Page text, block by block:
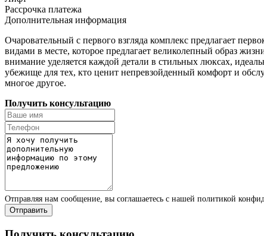
Рассрочка платежа
Дополнительная информация
Очаровательный с первого взгляда комплекс предлагает
видами в месте, которое предлагает великолепный образ
внимание уделяется каждой детали в стильных люксах,
убежище для тех, кто ценит непревзойденный комфорт и
многое другое.
Получить консультацию
Отправляя нам сообщение, вы соглашаетесь с нашей политикой
Отправить